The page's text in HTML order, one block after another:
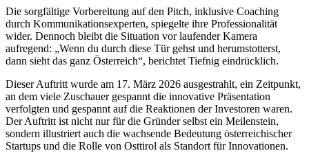
Die sorgfältige Vorbereitung auf den Pitch, inklusive Coaching
durch Kommunikationsexperten, spiegelte ihre Professionalität
wider. Dennoch bleibt die Situation vor laufender Kamera
aufregend: „Wenn du durch diese Tür gehst und herumstotterst,
dann sieht das ganz Österreich“, berichtet Tiefnig eindrücklich.
Dieser Auftritt wurde am 17. März 2026 ausgestrahlt, ein Zeitpunkt,
an dem viele Zuschauer gespannt die innovative Präsentation
verfolgten und gespannt auf die Reaktionen der Investoren waren.
Der Auftritt ist nicht nur für die Gründer selbst ein Meilenstein,
sondern illustriert auch die wachsende Bedeutung österreichischer
Startups und die Rolle von Osttirol als Standort für Innovationen.